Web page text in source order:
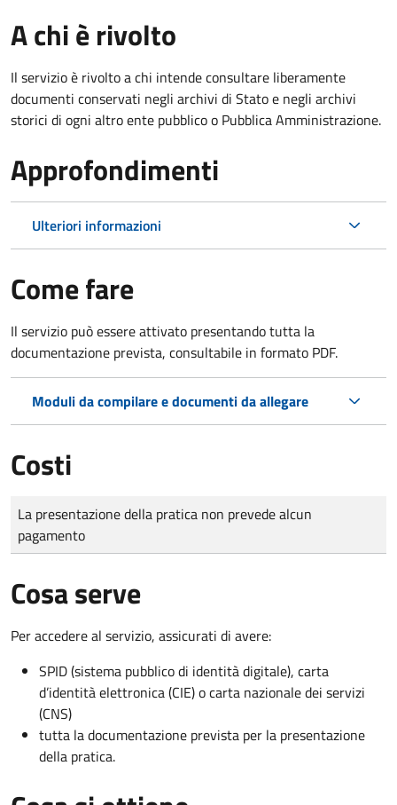
A chi è rivolto
Il servizio è rivolto a chi intende consultare liberamente
documenti conservati negli archivi di Stato e negli archivi
storici di ogni altro ente pubblico o Pubblica Amministrazione.
Approfondimenti
Ulteriori informazioni
Come fare
Il servizio può essere attivato presentando tutta la
documentazione prevista, consultabile in formato PDF.
Moduli da compilare e documenti da allegare
Costi
Tipo di pagamento
Importo
La presentazione della pratica non prevede alcun
pagamento
Cosa serve
Per accedere al servizio, assicurati di avere:
SPID (sistema pubblico di identità digitale), carta
d’identità elettronica (CIE) o carta nazionale dei servizi
(CNS)
tutta la documentazione prevista per la presentazione
della pratica.